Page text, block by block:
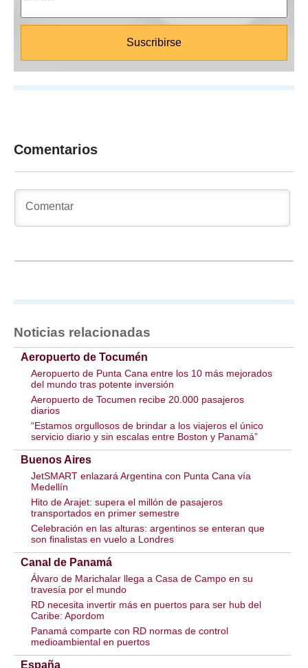
Comentarios
Noticias relacionadas
Aeropuerto de Tocumén
Aeropuerto de Punta Cana entre los 10 más mejorados
del mundo tras potente inversión
Aeropuerto de Tocumen recibe 20.000 pasajeros
diarios
“Estamos orgullosos de brindar a los viajeros el único
servicio diario y sin escalas entre Boston y Panamá”
Buenos Aires
JetSMART enlazará Argentina con Punta Cana vía
Medellín
Hito de Arajet: supera el millón de pasajeros
transportados en primer semestre
Celebración en las alturas: argentinos se enteran que
son finalistas en vuelo a Londres
Canal de Panamá
Álvaro de Marichalar llega a Casa de Campo en su
travesía por el mundo
RD necesita invertir más en puertos para ser hub del
Caribe: Apordom
Panamá comparte con RD normas de control
medioambiental en puertos
España